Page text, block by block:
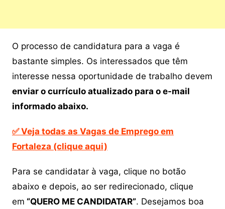
O processo de candidatura para a vaga é
bastante simples. Os interessados que têm
interesse nessa oportunidade de trabalho devem
enviar o currículo atualizadopara o e-mail
informado abaixo.
✅ Veja todas as Vagas de Emprego em
Fortaleza (clique aqui)
Para se candidatar à vaga, clique no botão
abaixo e depois, ao ser redirecionado, clique
em “QUERO ME CANDIDATAR”. Desejamos boa